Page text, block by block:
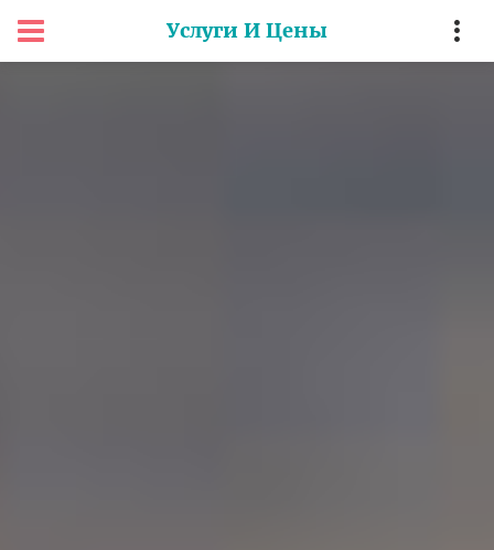
Услуги И Цены